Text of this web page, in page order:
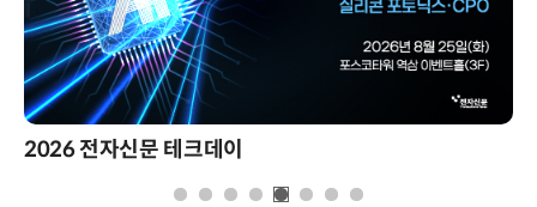
2026 전자신문 테크데이